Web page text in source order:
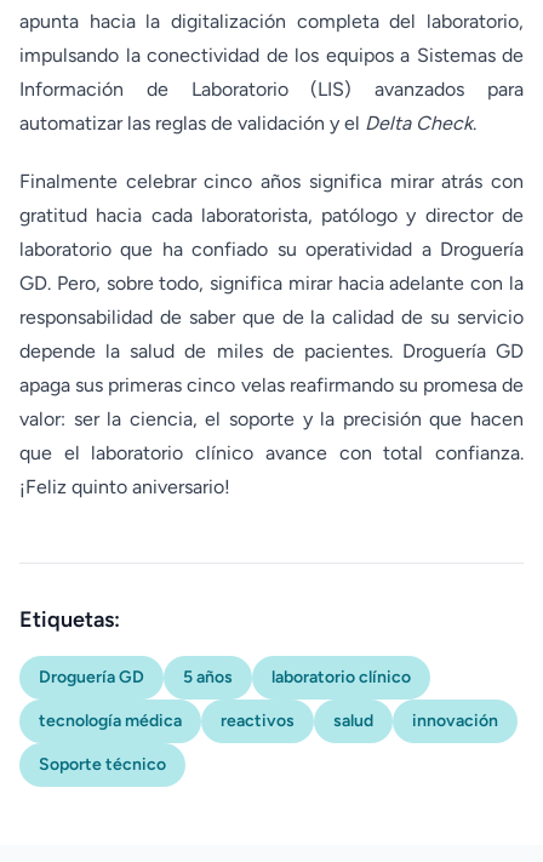
apunta hacia la digitalización completa del laboratorio,
impulsando la conectividad de los equipos a Sistemas de
Información de Laboratorio (LIS) avanzados para
automatizar las reglas de validación y el Delta Check.
Finalmente celebrar cinco años significa mirar atrás con
gratitud hacia cada laboratorista, patólogo y director de
laboratorio que ha confiado su operatividad a Droguería
GD. Pero, sobre todo, significa mirar hacia adelante con la
responsabilidad de saber que de la calidad de su servicio
depende la salud de miles de pacientes. Droguería GD
apaga sus primeras cinco velas reafirmando su promesa de
valor: ser la ciencia, el soporte y la precisión que hacen
que el laboratorio clínico avance con total confianza.
¡Feliz quinto aniversario!
Etiquetas:
Droguería GD 5 años laboratorio clínico
tecnología médica reactivos salud innovación
Soporte técnico